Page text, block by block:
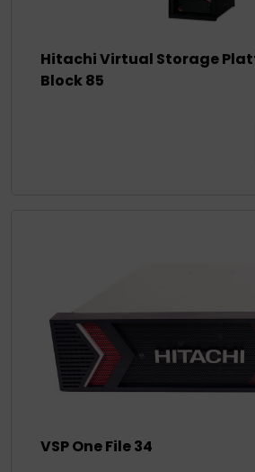
Hitachi Virtual Storage
Block 85
VSP One File 34